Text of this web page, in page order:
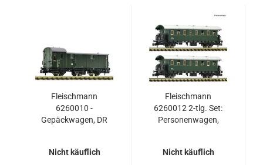
Fleischmann
6260010 -
Gepäckwagen, DR
Nicht käuflich
Fleischmann
6260012 2-tlg. Set:
Personenwagen,
Nicht käuflich